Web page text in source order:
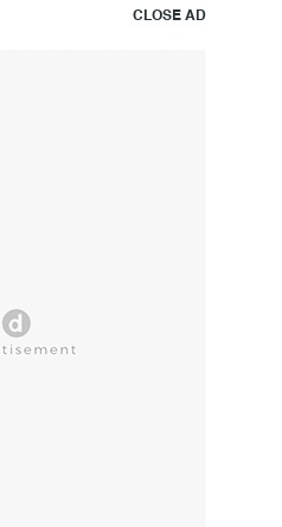
CLOSE AD